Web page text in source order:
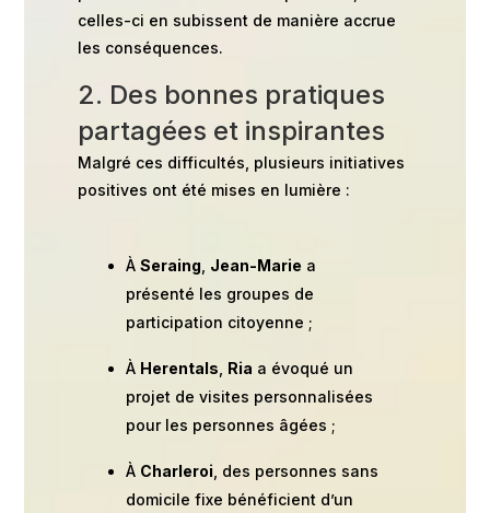
celles-ci en subissent de manière accrue
les conséquences.
2. Des bonnes pratiques
partagées et inspirantes
Malgré ces difficultés, plusieurs initiatives
positives ont été mises en lumière :
À Seraing Jean-Marie a
présenté les groupes de
participation citoyenne ;
À Herentals Ria a évoqué un
projet de visites personnalisées
pour les personnes âgées ;
À Charleroi , des personnes sans
domicile fixe bénéficient d’un